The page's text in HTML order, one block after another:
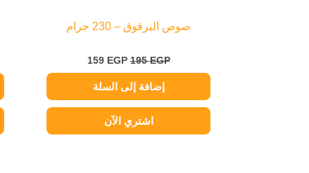
صوص البرقوق – 230 جرام
195EGP
159 EGP
إضافة إلى السلة
اشتري الآن